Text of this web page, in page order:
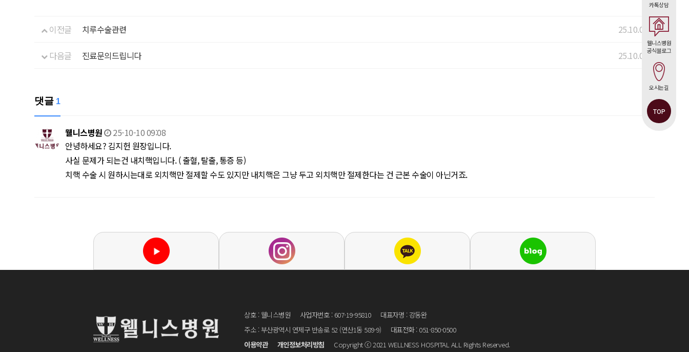
이전글 치루수술관련 25.10.07
다음글 진료문의드립니다 25.10.06
댓글 1
웰니스병원
25-10-10 09:08
안녕하세요? 김지헌 원장입니다.
사실 문제가 되는건 내치핵입니다. ( 출혈, 탈출, 통증 등)
치핵 수술 시 원하시는대로 외치핵만 절제할 수도 있지만 내치핵은 그냥 두고 외치핵만 절제한다는 건 근본 수술이 아닌거죠.
카톡상담
웰니스병원
공식블로그
오시는길
TOP
상호 : 웰니스병원 사업자번호 : 607-19-95810
대표자명 : 강동완
주소 : 부산광역시 연제구 반송로 52 (연산1동 589-9)
대표전화 : 051-850-0500
이용약관
개인정보처리방침 Copyright ⓒ 2021 WELLNESS HOSPITAL ALL Rights Reserved.